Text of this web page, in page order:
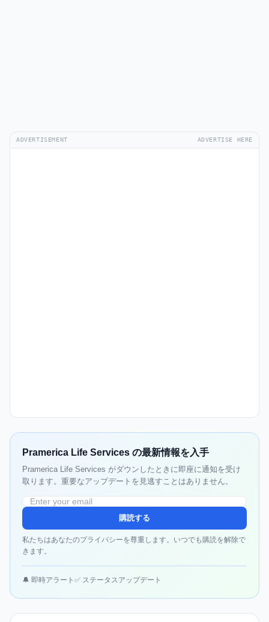
ADVERTISEMENT ADVERTISE HERE
Pramerica Life Services の最新情報を入手
Pramerica Life Services がダウンしたときに即座に通知を受け
取ります。重要なアップデートを見逃すことはありません。
購読する
私たちはあなたのプライバシーを尊重します。いつでも購読を解除で
きます。
🔔 即時アラート ✅ ステータスアップデート